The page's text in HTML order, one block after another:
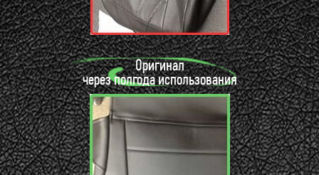
Оригинал
через полгода использования